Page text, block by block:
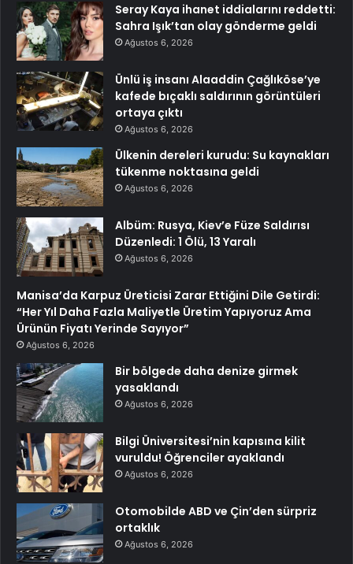
Seray Kaya ihanet iddialarını reddetti:
Sahra Işık’tan olay gönderme geldi
Ağustos 6, 2026
Ünlü iş insanı Alaaddin Çağlıköse’ye
kafede bıçaklı saldırının görüntüleri
ortaya çıktı
Ağustos 6, 2026
Ülkenin dereleri kurudu: Su kaynakları
tükenme noktasına geldi
Ağustos 6, 2026
Albüm: Rusya, Kiev’e Füze Saldırısı
Düzenledi: 1 Ölü, 13 Yaralı
Ağustos 6, 2026
Manisa’da Karpuz Üreticisi Zarar Ettiğini Dile Getirdi:
“Her Yıl Daha Fazla Maliyetle Üretim Yapıyoruz Ama
Ürünün Fiyatı Yerinde Sayıyor”
Ağustos 6, 2026
Bir bölgede daha denize girmek
yasaklandı
Ağustos 6, 2026
Bilgi Üniversitesi’nin kapısına kilit
vuruldu! Öğrenciler ayaklandı
Ağustos 6, 2026
Otomobilde ABD ve Çin’den sürpriz
ortaklık
Ağustos 6, 2026